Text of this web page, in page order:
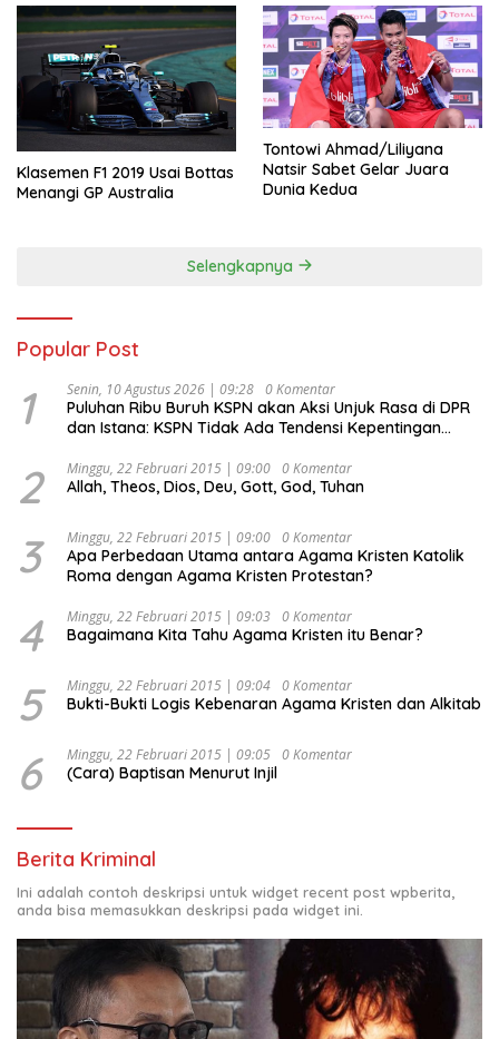
Klasemen F1 2019 Usai Bottas
Menangi GP Australia
Tontowi Ahmad/Liliyana
Natsir Sabet Gelar Juara
Dunia Kedua
Selengkapnya
Popular Post
1 Senin, 10 Agustus 2026 | 09:28 0 Komentar
Puluhan Ribu Buruh KSPN akan Aksi Unjuk Rasa di DPR
dan Istana: KSPN Tidak Ada Tendensi Kepentingan
2 Minggu, 22 Februari 2015 | 09:00 0 Komentar
Allah, Theos, Dios, Deu, Gott, God, Tuhan
3 Minggu, 22 Februari 2015 | 09:00 0 Komentar
Apa Perbedaan Utama antara Agama Kristen Katolik
Roma dengan Agama Kristen Protestan?
4 Minggu, 22 Februari 2015 | 09:03 0 Komentar
Bagaimana Kita Tahu Agama Kristen itu Benar?
5 Minggu, 22 Februari 2015 | 09:04 0 Komentar
Bukti-Bukti Logis Kebenaran Agama Kristen dan Alkitab
6 Minggu, 22 Februari 2015 | 09:05 0 Komentar
(Cara) Baptisan Menurut Injil
Berita Kriminal
Ini adalah contoh deskripsi untuk widget recent post wpberita,
anda bisa memasukkan deskripsi pada widget ini.